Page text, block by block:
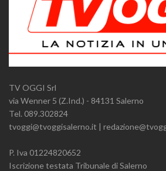
TV OGGI Srl
via Wenner 5 (Z.Ind.) - 84131 Salerno
Tel. 089.302824
tvoggi@tvoggisalerno.it |
P. Iva 01224820652
Iscrizione testata Tribunale di Salerno